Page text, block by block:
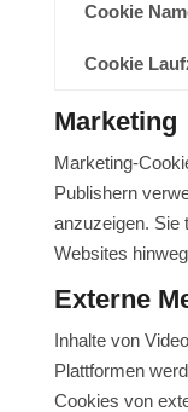
Cookie
Cookie
Marketing
Marketing-
Publishern
anzuzeigen. Sie
Websites
Externe
Inhalte von
Plattformen
Cookies von